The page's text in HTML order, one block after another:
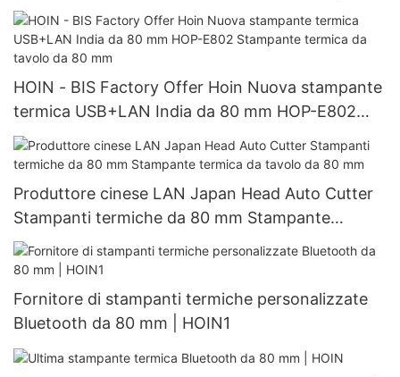
per sistema POS da 80 mm
HOIN - BIS Factory Offer Hoin Nuova stampante
termica USB+LAN India da 80 mm HOP-E802
Stampante termica da tavolo da 80 mm
Produttore cinese LAN Japan Head Auto Cutter
Stampanti termiche da 80 mm Stampante
termica da tavolo da 80 mm
Fornitore di stampanti termiche personalizzate
Bluetooth da 80 mm | HOIN1